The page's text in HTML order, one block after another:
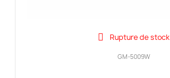
Rupture de stock
GM-5009W